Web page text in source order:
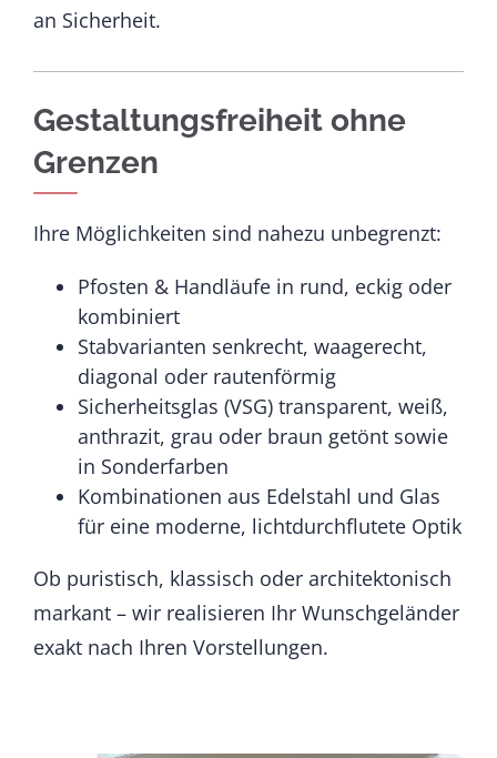
an Sicherheit.
Gestaltungsfreiheit ohne
Grenzen
Ihre Möglichkeiten sind nahezu unbegrenzt:
Pfosten & Handläufe in rund, eckig oder
kombiniert
Stabvarianten senkrecht, waagerecht,
diagonal oder rautenförmig
Sicherheitsglas (VSG) transparent, weiß,
anthrazit, grau oder braun getönt sowie
in Sonderfarben
Kombinationen aus Edelstahl und Glas
für eine moderne, lichtdurchflutete Optik
Ob puristisch, klassisch oder architektonisch
markant – wir realisieren Ihr Wunschgeländer
exakt nach Ihren Vorstellungen.